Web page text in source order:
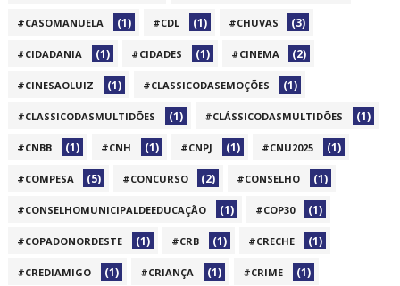
#CASOMANUELA (1) #CDL (1) #CHUVAS (3)
#CIDADANIA (1) #CIDADES (1) #CINEMA (2)
#CINESAOLUIZ (1) #CLASSICODASEMOÇÕES (1)
#CLASSICODASMULTIDÕES (1) #CLÁSSICODASMULTIDÕES (1)
#CNBB (1) #CNH (1) #CNPJ (1) #CNU2025 (1)
#COMPESA (5) #CONCURSO (2) #CONSELHO (1)
#CONSELHOMUNICIPALDEEDUCAÇÃO (1) #COP30 (1)
#COPADONORDESTE (1) #CRB (1) #CRECHE (1)
#CREDIAMIGO (1) #CRIANÇA (1) #CRIME (1)